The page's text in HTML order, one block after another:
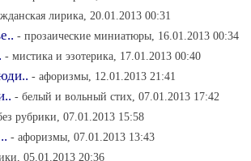
лирика, 20.01.2013 00:31
- прозаические миниатюры, 16.01.2013 00:34
- мистика и эзотерика, 17.01.2013 00:40
- афоризмы, 12.01.2013 21:41
- белый и вольный стих, 07.01.2013 17:42
рубрики, 07.01.2013 15:58
- афоризмы, 07.01.2013 13:43
05.01.2013 20:36